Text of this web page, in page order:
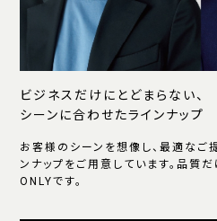
ビジネスだけにとどまらない、
シーンに合わせたラインナップ
お客様のシーンを想像し、最適なご
ンナップをご用意しています。品質
ONLYです。